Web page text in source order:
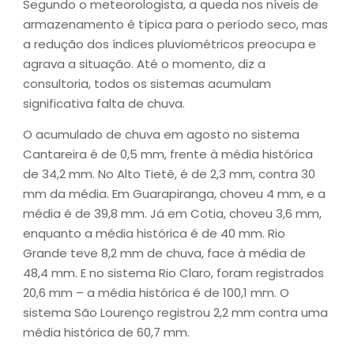
Segundo o meteorologista, a queda nos níveis de
armazenamento é típica para o período seco, mas
a redução dos índices pluviométricos preocupa e
agrava a situação. Até o momento, diz a
consultoria, todos os sistemas acumulam
significativa falta de chuva.
O acumulado de chuva em agosto no sistema
Cantareira é de 0,5 mm, frente à média histórica
de 34,2 mm. No Alto Tietê, é de 2,3 mm, contra 30
mm da média. Em Guarapiranga, choveu 4 mm, e a
média é de 39,8 mm. Já em Cotia, choveu 3,6 mm,
enquanto a média histórica é de 40 mm. Rio
Grande teve 8,2 mm de chuva, face à média de
48,4 mm. E no sistema Rio Claro, foram registrados
20,6 mm – a média histórica é de 100,1 mm. O
sistema São Lourenço registrou 2,2 mm contra uma
média histórica de 60,7 mm.